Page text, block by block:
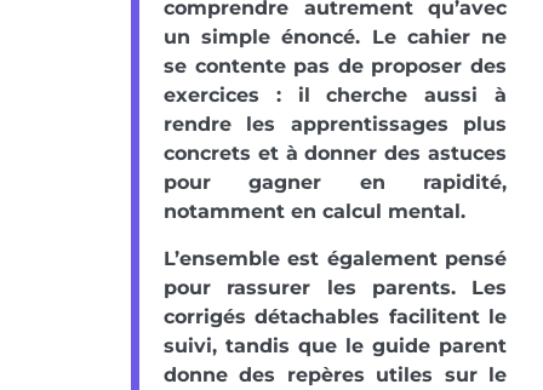
comprendre autrement qu’avec
un simple énoncé. Le cahier ne
se contente pas de proposer des
exercices : il cherche aussi à
rendre les apprentissages plus
concrets et à donner des astuces
pour gagner en rapidité,
notamment en calcul mental.
L’ensemble est également pensé
pour rassurer les parents. Les
corrigés détachables facilitent le
suivi, tandis que le guide parent
donne des repères utiles sur le